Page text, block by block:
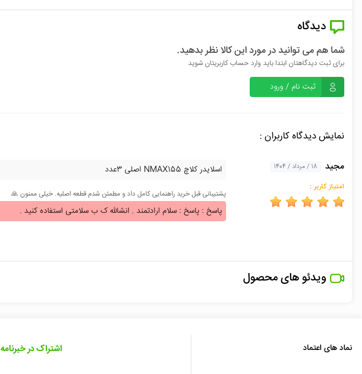
دیدگاه
شما هم می توانید در مورد این کالا نظر بدهید.
برای ثبت دیدگاهتان ابتدا باید وارد حساب کاربریتان شوید
ثبت نام / ورود
نمایش دیدگاه کاربران :
مجید 18 / مرداد / 1404
امتیاز کاربر :
اسلایدر کلاچ NMAX155 اصلی 3عدد
پشتیبانی قبل خرید راهنمایی کامل داد و مطمئن شدم قطعه اصلیه. خیلی ممنون 🙏
پاسخ : پاسخ : سلام ارادتمند . انشالله ک ب سلامتی استفاده کنید .
ویدئو های محصول
نماد های اعتماد اشتراک در خبرنامه